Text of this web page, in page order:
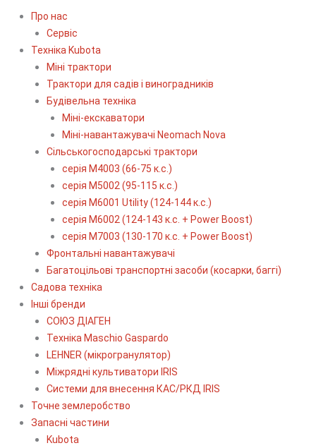
Про нас
Сервіс
Технiка Kubota
Міні трактори
Трактори для садів і виноградників
Будівельна техніка
Міні-екскаватори
Міні-навантажувачі Neomach Nova
Сільськогосподарські трактори
серія М4003 (66-75 к.с.)
серія М5002 (95-115 к.с.)
серія M6001 Utility (124-144 к.с.)
серія М6002 (124-143 к.с. + Power Boost)
серія М7003 (130-170 к.с. + Power Boost)
Фронтальні навантажувачі
Багатоцільові транспортні засоби (косарки, баггі)
Садова техніка
Інші бренди
СОЮЗ ДІАГЕН
Техніка Maschio Gaspardo
LEHNER (мікрогранулятор)
Міжрядні культиватори IRIS
Системи для внесення КАС/РКД IRIS
Точне землеробство
Запасні частини
Kubota